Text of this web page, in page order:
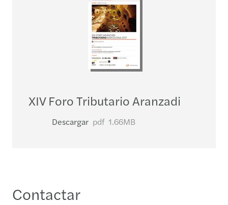
XIV Foro Tributario Aranzadi
Descargar pdf 1.66MB
Contactar